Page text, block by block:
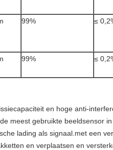
99% ≤
99% ≤
en hoge anti-
meest gebruikte beeldsensor
lading als signaal.met een
en verplaatsen en